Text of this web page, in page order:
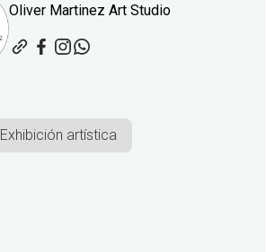
Oliver Martinez Art Studio
Exhibición artística